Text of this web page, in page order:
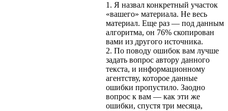
1. Я назвал конкретный участок
«вашего» материала. Не весь
материал. Еще раз — под данным
алгоритма, он 76% скопирован
вами из другого источника.
2. По поводу ошибок вам лучше
задать вопрос автору данного
текста, и информационному
агентству, которое данные
ошибки пропустило. Заодно
вопрос к вам — как эти же
ошибки, спустя три месяца,